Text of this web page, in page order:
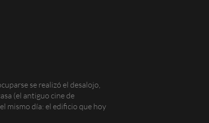
se realizó el desalojo,
(el antiguo cine de
mismo día: el edificio que hoy